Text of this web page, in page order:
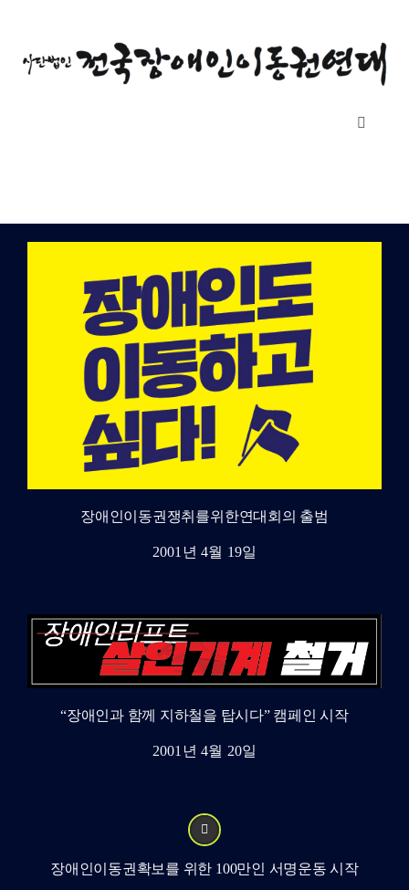
Toggle
장애인이동권쟁취를위한연대회의 출범
2001년 4월 19일
“장애인과 함께 지하철을 탑시다” 캠페인 시작
2001년 4월 20일
장애인이동권확보를 위한 100만인 서명운동 시작